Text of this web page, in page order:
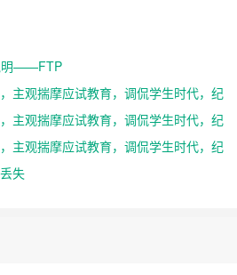
明——FTP
主观揣摩应试教育，调侃学生时代，纪
主观揣摩应试教育，调侃学生时代，纪
主观揣摩应试教育，调侃学生时代，纪
失